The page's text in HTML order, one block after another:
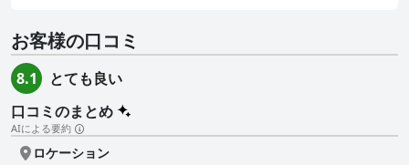
お客様の口コミ
8.1
とても良い
口コミのまとめ
AIによる要約
ロケーション